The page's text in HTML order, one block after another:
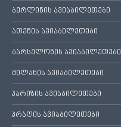
ბერლინის ავიაბილეთები
ათენის ავიაბილეთები
ბარსელონის ავიაბილეთები
მილანის ავიაბილეთები
პარიზის ავიაბილეთები
პრაღის ავიაბილეთები